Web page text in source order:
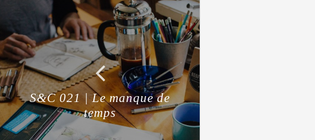
S&C 021 | Le manque de
temps